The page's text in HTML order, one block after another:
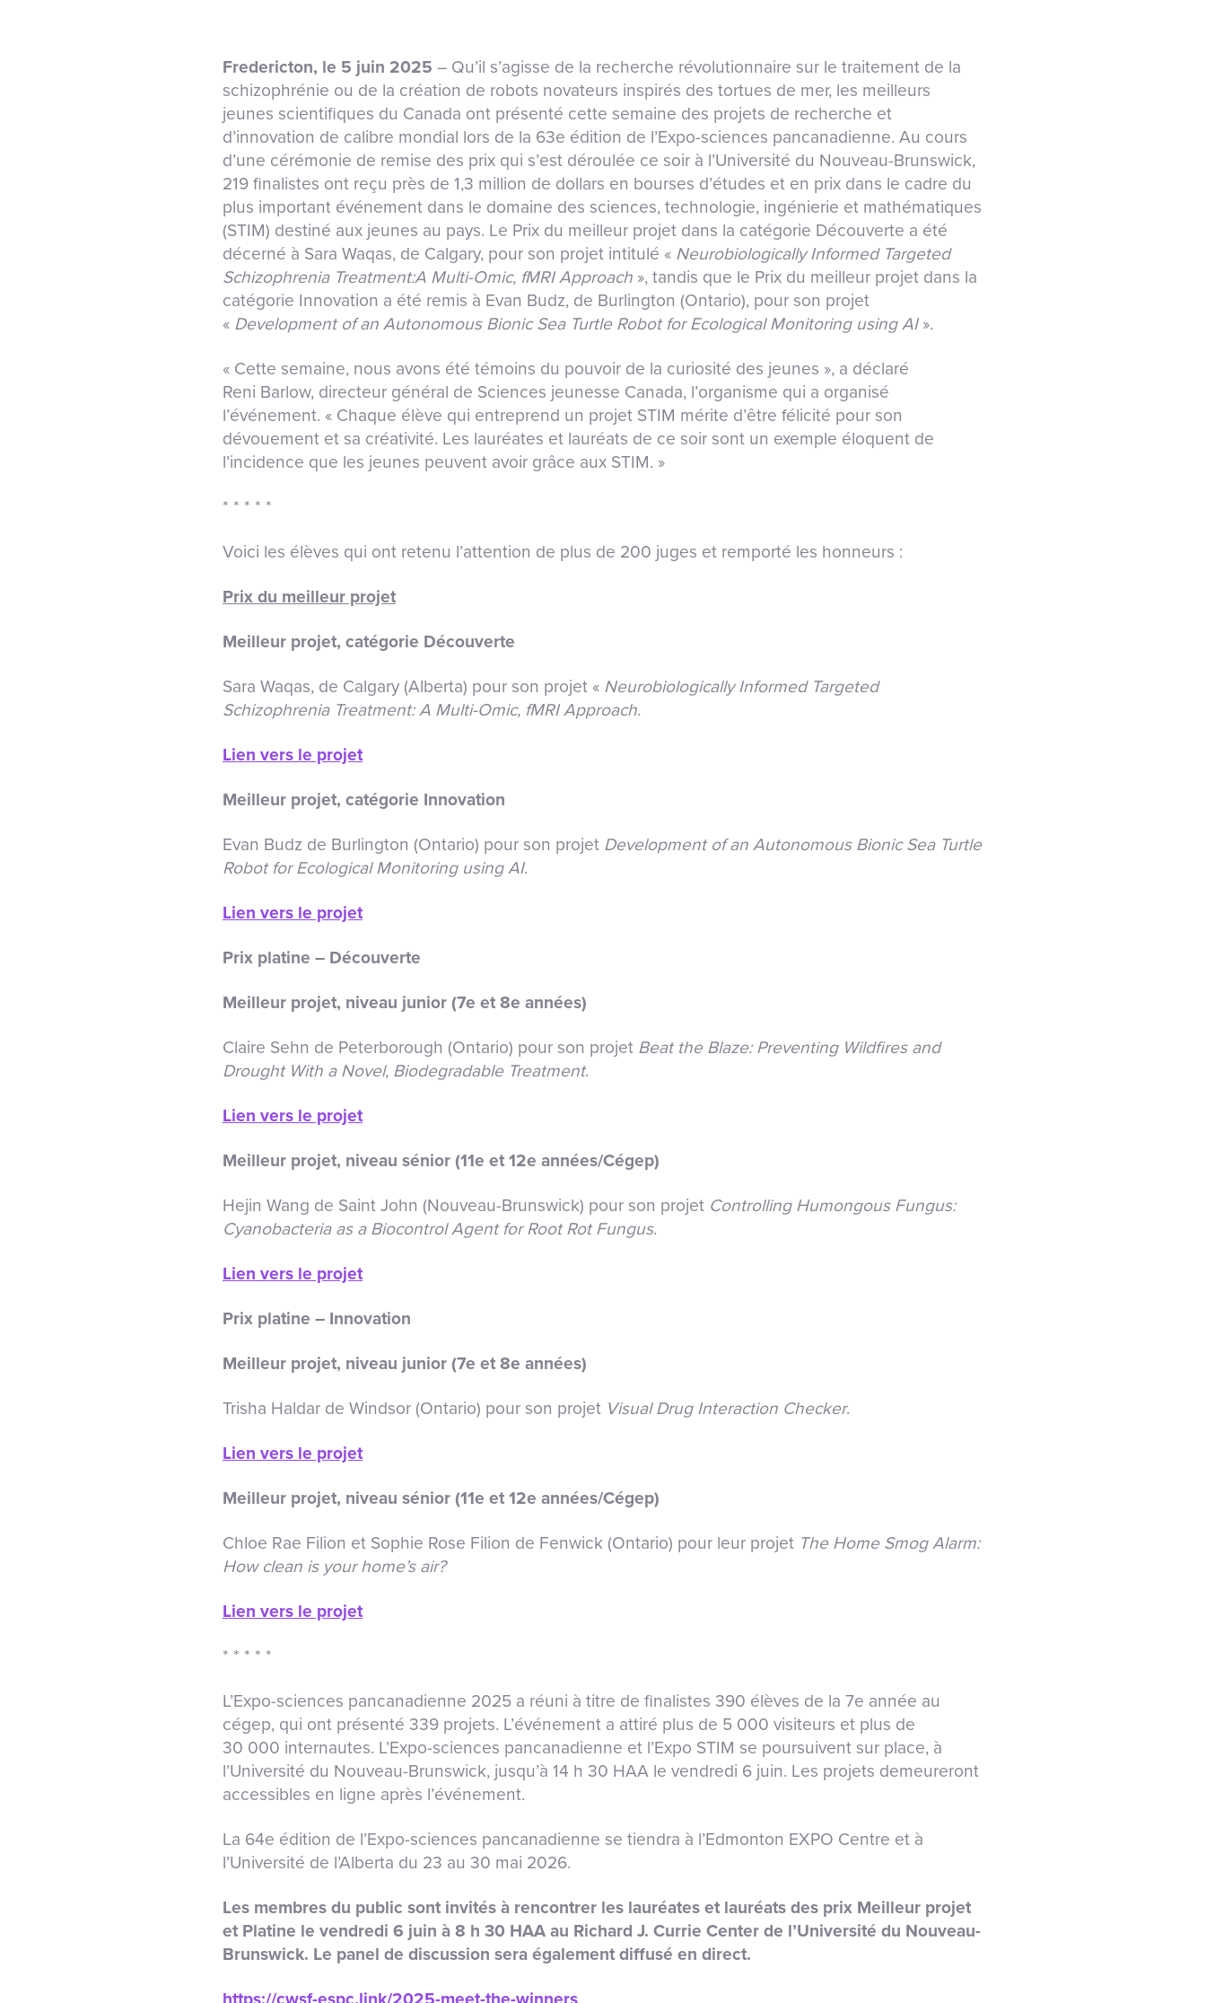
Fredericton, le 5 juin 2025 – Qu’il s’agisse de la recherche révolutionnaire sur le traitement de la
schizophrénie ou de la création de robots novateurs inspirés des tortues de mer, les meilleurs
jeunes scientifiques du Canada ont présenté cette semaine des projets de recherche et
d’innovation de calibre mondial lors de la 63e édition de l’Expo-sciences pancanadienne. Au cours
d’une cérémonie de remise des prix qui s’est déroulée ce soir à l’Université du Nouveau-Brunswick,
219 finalistes ont reçu près de 1,3 million de dollars en bourses d’études et en prix dans le cadre du
plus important événement dans le domaine des sciences, technologie, ingénierie et mathématiques
(STIM) destiné aux jeunes au pays. Le Prix du meilleur projet dans la catégorie Découverte a été
décerné à Sara Waqas, de Calgary, pour son projet intitulé « Neurobiologically Informed Targeted
Schizophrenia Treatment:A Multi-Omic, fMRI Approach », tandis que le Prix du meilleur projet dans la
catégorie Innovation a été remis à Evan Budz, de Burlington (Ontario), pour son projet
« Development of an Autonomous Bionic Sea Turtle Robot for Ecological Monitoring using AI ».
« Cette semaine, nous avons été témoins du pouvoir de la curiosité des jeunes », a déclaré
Reni Barlow, directeur général de Sciences jeunesse Canada, l’organisme qui a organisé
l’événement. « Chaque élève qui entreprend un projet STIM mérite d’être félicité pour son
dévouement et sa créativité. Les lauréates et lauréats de ce soir sont un exemple éloquent de
l’incidence que les jeunes peuvent avoir grâce aux STIM. »
* * * * *
Voici les élèves qui ont retenu l’attention de plus de 200 juges et remporté les honneurs :
Prix du meilleur projet
Meilleur projet, catégorie Découverte
Sara Waqas, de Calgary (Alberta) pour son projet « Neurobiologically Informed Targeted
Schizophrenia Treatment: A Multi-Omic, fMRI Approach.
Lien vers le projet
Meilleur projet, catégorie Innovation
Evan Budz de Burlington (Ontario) pour son projet Development of an Autonomous Bionic Sea Turtle
Robot for Ecological Monitoring using AI.
Lien vers le projet
Prix platine – Découverte
Meilleur projet, niveau junior (7e et 8e années)
Claire Sehn de Peterborough (Ontario) pour son projet Beat the Blaze: Preventing Wildfires and
Drought With a Novel, Biodegradable Treatment.
Lien vers le projet
Meilleur projet, niveau sénior (11e et 12e années/Cégep)
Hejin Wang de Saint John (Nouveau-Brunswick) pour son projet Controlling Humongous Fungus:
Cyanobacteria as a Biocontrol Agent for Root Rot Fungus.
Lien vers le projet
Prix platine – Innovation
Meilleur projet, niveau junior (7e et 8e années)
Trisha Haldar de Windsor (Ontario) pour son projet Visual Drug Interaction Checker.
Lien vers le projet
Meilleur projet, niveau sénior (11e et 12e années/Cégep)
Chloe Rae Filion et Sophie Rose Filion de Fenwick (Ontario) pour leur projet The Home Smog Alarm:
How clean is your home’s air?
Lien vers le projet
* * * * *
L’Expo-sciences pancanadienne 2025 a réuni à titre de finalistes 390 élèves de la 7e année au
cégep, qui ont présenté 339 projets. L’événement a attiré plus de 5 000 visiteurs et plus de
30 000 internautes. L’Expo-sciences pancanadienne et l’Expo STIM se poursuivent sur place, à
l’Université du Nouveau-Brunswick, jusqu’à 14 h 30 HAA le vendredi 6 juin. Les projets demeureront
accessibles en ligne après l’événement.
La 64e édition de l’Expo-sciences pancanadienne se tiendra à l’Edmonton EXPO Centre et à
l’Université de l’Alberta du 23 au 30 mai 2026.
Les membres du public sont invités à rencontrer les lauréates et lauréats des prix Meilleur projet
et Platine le vendredi 6 juin à 8 h 30 HAA au Richard J. Currie Center de l’Université du Nouveau-
Brunswick. Le panel de discussion sera également diffusé en direct.